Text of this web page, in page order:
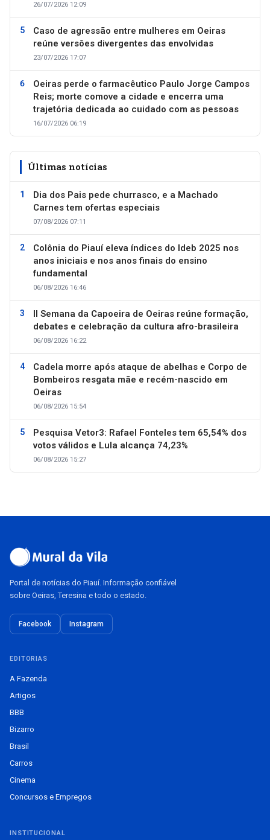
26/07/2026 12:09
Caso de agressão entre mulheres em Oeiras
reúne versões divergentes das envolvidas
23/07/2026 17:07
Oeiras perde o farmacêutico Paulo Jorge Campos
Reis; morte comove a cidade e encerra uma
trajetória dedicada ao cuidado com as pessoas
16/07/2026 06:19
Últimas notícias
Dia dos Pais pede churrasco, e a Machado
Carnes tem ofertas especiais
07/08/2026 07:11
Colônia do Piauí eleva índices do Ideb 2025 nos
anos iniciais e nos anos finais do ensino
fundamental
06/08/2026 16:46
II Semana da Capoeira de Oeiras reúne formação,
debates e celebração da cultura afro-brasileira
06/08/2026 16:22
Cadela morre após ataque de abelhas e Corpo de
Bombeiros resgata mãe e recém-nascido em
Oeiras
06/08/2026 15:54
Pesquisa Vetor3: Rafael Fonteles tem 65,54% dos
votos válidos e Lula alcança 74,23%
06/08/2026 15:27
Portal de notícias do Piauí. Informação confiável
sobre Oeiras, Teresina e todo o estado.
Facebook Instagram
EDITORIAS
A Fazenda
Artigos
BBB
Bizarro
Brasil
Carros
Cinema
Concursos e Empregos
INSTITUCIONAL